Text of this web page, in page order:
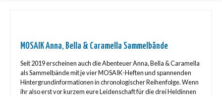
MOSAIK Anna, Bella & Caramella Sammelbände
Seit 2019 erscheinen auch die Abenteuer Anna, Bella & Caramella
als Sammelbände mit je vier MOSAIK-Heften und spannenden
Hintergrundinformationen in chronologischer Reihenfolge. Wenn
ihr also erst vor kurzem eure Leidenschaft für die drei Heldinnen